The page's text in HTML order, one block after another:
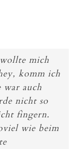
mich
komm ich
war auch
nicht so
fingern.
wie beim